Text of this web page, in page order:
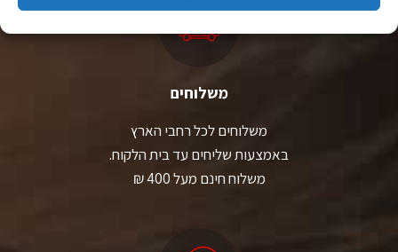
משלוחים
משלוחים לכל רחבי הארץ
באמצעות שליחים עד בית הלקוח.
משלוח חינם מעל 400 ₪